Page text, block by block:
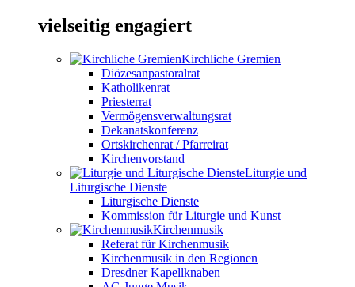
vielseitig engagiert
Kirchliche Gremien
Diözesanpastoralrat
Katholikenrat
Priesterrat
Vermögensverwaltungsrat
Dekanatskonferenz
Ortskirchenrat / Pfarreirat
Kirchenvorstand
Liturgie und
Liturgische Dienste
Liturgische Dienste
Kommission für Liturgie und Kunst
Kirchenmusik
Referat für Kirchenmusik
Kirchenmusik in den Regionen
Dresdner Kapellknaben